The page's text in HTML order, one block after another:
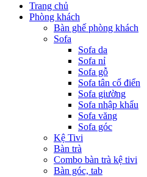
Trang chủ
Phòng khách
Bàn ghế phòng khách
Sofa
Sofa da
Sofa nỉ
Sofa gỗ
Sofa tân cổ điển
Sofa giường
Sofa nhập khẩu
Sofa văng
Sofa góc
Kệ Tivi
Bàn trà
Combo bàn trà kệ tivi
Bàn góc, tab